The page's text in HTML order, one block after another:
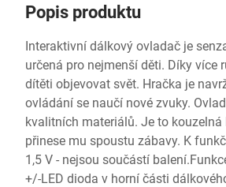
Popis produktu
Interaktivní dálkový ovladač je
určená pro nejmenší děti. Díky
dítěti objevovat svět. Hračka je
ovládání se naučí nové zvuky.
kvalitních materiálů. Je to kouzelná
přinese mu spoustu zábavy. K
1,5 V - nejsou součástí
+/-LED dioda v horní části